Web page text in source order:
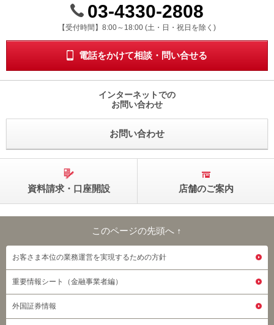
03-4330-2808
受付時間 8時から18時 ドニチシュクジツを除く
【受付時間】8:00～18:00 (土・日・祝日を除く)
電話をかけて相談・問い合せる
インターネットでの
お問い合わせ
お問い合わせ
資料請求・口座開設 店舗のご案内
このページの先頭へ
このページの先頭へ ↑
お客さま本位の業務運営を実現するための方針
重要情報シート（金融事業者編）
外国証券情報